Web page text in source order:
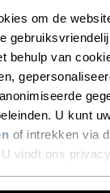
om de
behulp van
U kunt
of intrekken via
vindt ons
is voorzien van
je de
bui? De
is
coating. De
ton logo
sportieve